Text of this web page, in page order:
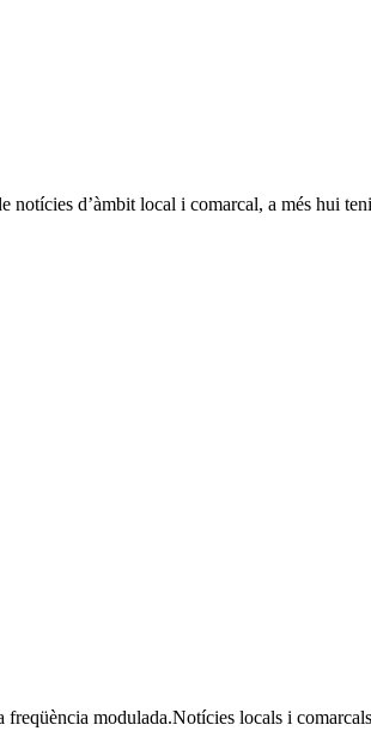
d’àmbit local i comarcal, a més hui
modulada.Notícies locals i